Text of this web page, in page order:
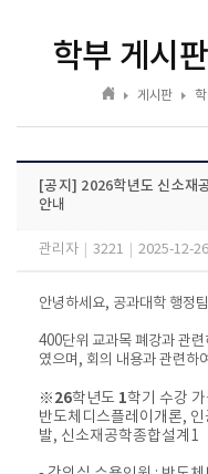
학부 게시판
게시판
[공지] 2026학년도 신소재
안내
관리자 3221 2025-12-26
안녕하세요, 공과대학 행정
400단위 교과목 폐강과 관
였으며, 회의 내용과 관련하
※26학년도 1학기 수강
반도체디스플레이개론,
발, 신소재공학종합설계 1